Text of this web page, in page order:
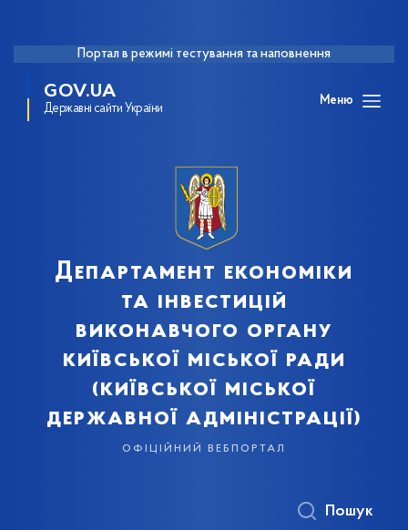
Портал в режимі тестування та наповнення
GOV.UA
Державні сайти України
Меню
Департамент економіки
та інвестицій
виконавчого органу
київської міської ради
(київської міської
державної адміністрації)
офіційний вебпортал
Пошук